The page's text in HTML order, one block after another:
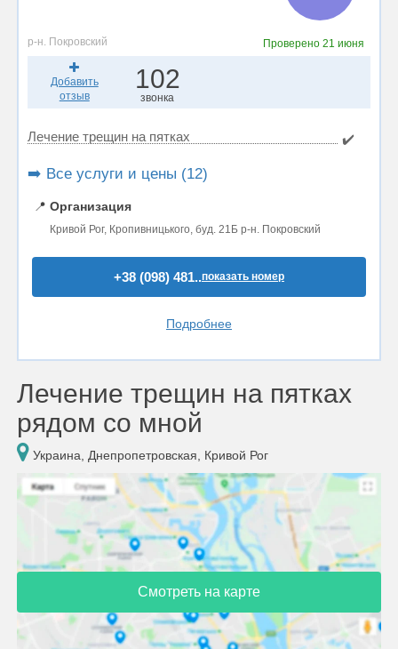
р-н. Покровский Проверено 21 июня
Добавить
отзыв
102
звонка
Лечение трещин на пятках ✔️
➡️ Все услуги и цены (12)
📍 Организация
Кривой Рог, Кропивницького, буд. 21Б р-н. Покровский
+38 (098) 481..показать номер
Подробнее
Лечение трещин на пятках
рядом со мной
Украина, Днепропетровская, Кривой Рог
Смотреть на карте